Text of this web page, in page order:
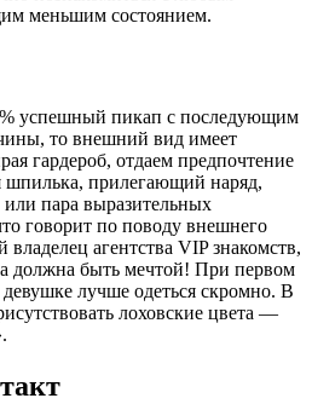
меньшим состоянием.
успешный пикап с последующим
то внешний вид имеет
гардероб, отдаем предпочтение
шпилька, прилегающий наряд,
пара выразительных
говорит по поводу внешнего
агентства VIP знакомств,
должна быть мечтой! При первом
лучше одеться скромно. В
лоховские цвета —